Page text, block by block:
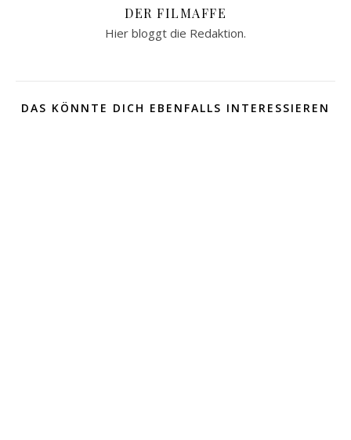
DER FILMAFFE
Hier bloggt die Redaktion.
DAS KÖNNTE DICH EBENFALLS INTERESSIEREN